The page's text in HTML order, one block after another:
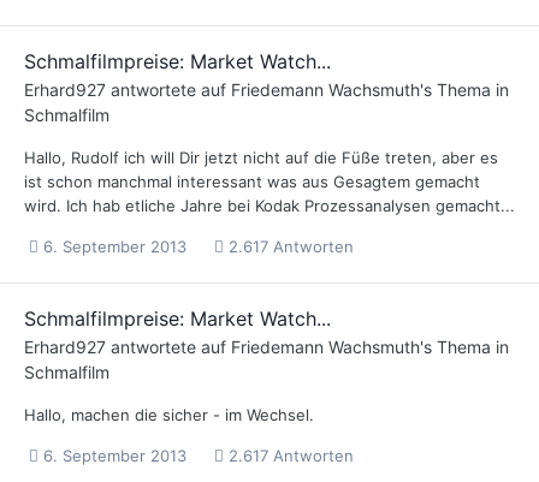
Schmalfilmpreise: Market Watch...
Erhard927 antwortete auf Friedemann Wachsmuth's Thema in
Schmalfilm
Hallo, Rudolf ich will Dir jetzt nicht auf die Füße treten, aber es
ist schon manchmal interessant was aus Gesagtem gemacht
wird. Ich hab etliche Jahre bei Kodak Prozessanalysen gemacht...
6. September 2013 2.617 Antworten
Schmalfilmpreise: Market Watch...
Erhard927 antwortete auf Friedemann Wachsmuth's Thema in
Schmalfilm
Hallo, machen die sicher - im Wechsel.
6. September 2013 2.617 Antworten